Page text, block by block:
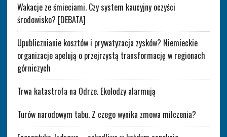
Wakacje ze śmieciami. Czy system kaucyjny oczyści
środowisko? [DEBATA]
Upublicznianie kosztów i prywatyzacja zysków? Niemieckie
organizacje apelują o przejrzystą transformację w regionach
górniczych
Trwa katastrofa na Odrze. Ekolodzy alarmują
Turów narodowym tabu. Z czego wynika zmowa milczenia?